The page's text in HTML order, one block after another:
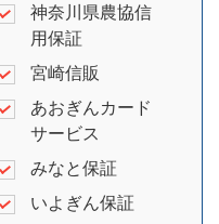
神奈川県農協信
用保証
宮崎信販
あおぎんカード
サービス
みなと保証
いよぎん保証